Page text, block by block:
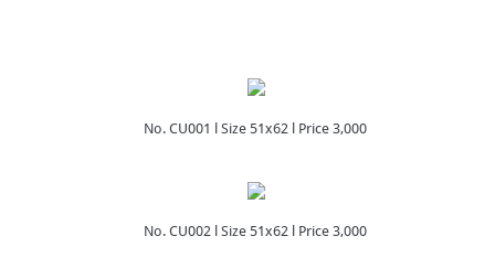
No. CU001 l Size 51x62 l Price 3,000
No. CU002 l Size 51x62 l Price 3,000